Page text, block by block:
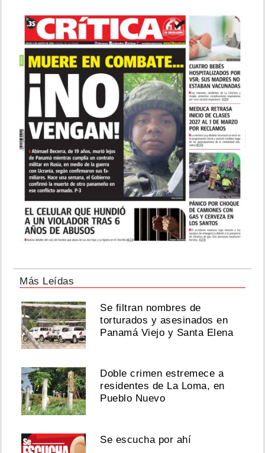
Más Leídas
Se filtran nombres de
torturados y asesinados en
Panamá Viejo y Santa Elena
Doble crimen estremece a
residentes de La Loma, en
Pueblo Nuevo
Se escucha por ahí